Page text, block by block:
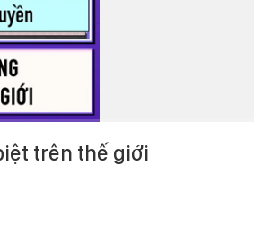
trên thế giới